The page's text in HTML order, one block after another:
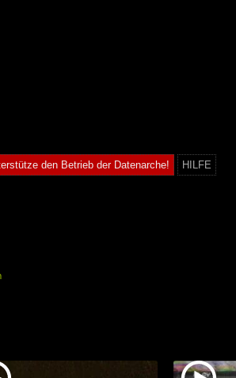
den Betrieb der Datenarche! HILFE